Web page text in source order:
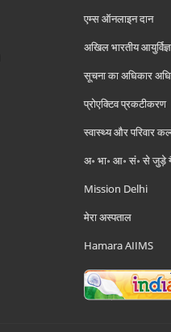
एम्स ऑनलाइन दान
अखिल भारतीय
सूचना का अधिकार
प्रोएक्टिव प्रकटीकरण
स्वास्थ्य और परिवार
अ॰ भा॰ आ॰ सं॰ से जुड़े
Mission Delhi
मेरा अस्पताल
Hamara AIIMS